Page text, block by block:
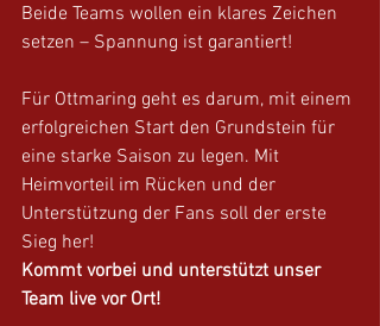
Beide Teams wollen ein klares Zeichen
setzen – Spannung ist garantiert!
Für Ottmaring geht es darum, mit einem
erfolgreichen Start den Grundstein für
eine starke Saison zu legen. Mit
Heimvorteil im Rücken und der
Unterstützung der Fans soll der erste
Sieg her!
Kommt vorbei und unterstützt unser
Team live vor Ort!